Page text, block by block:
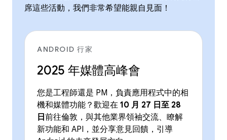
席這些活動，我們非常希望能親自見面！
ANDROID 行家
2025 年媒體高峰會
您是工程師還是 PM，負責應用程式中的相
機和媒體功能？歡迎在 10 月 27 日至 28
日前往倫敦，與其他業界領袖交流、瞭解
新功能和 API，並分享意見回饋，引導